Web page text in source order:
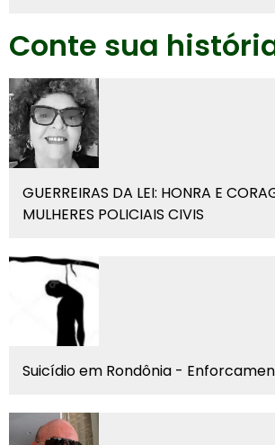
Conte sua
GUERREIRAS DA LEI: HONRA E
MULHERES POLICIAIS CIVIS
Suicídio em Rondônia -